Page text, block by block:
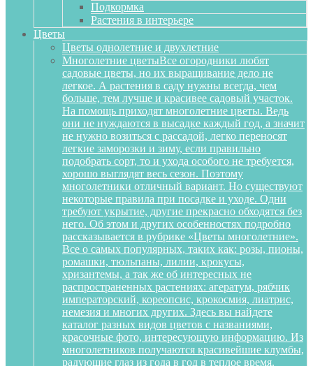
Подкормка
Растения в интерьере
Цветы
Цветы однолетние и двухлетние
Многолетние цветыВсе огородники любят
садовые цветы, но их выращивание дело не
легкое. А растения в саду нужны всегда, чем
больше, тем лучше и красивее садовый участок.
На помощь приходят многолетние цветы. Ведь
они не нуждаются в высадке каждый год, а значит
не нужно возиться с рассадой, легко переносят
легкие заморозки и зиму, если правильно
подобрать сорт, то и ухода особого не требуется,
хорошо выглядят весь сезон. Поэтому
многолетники отличный вариант. Но существуют
некоторые правила при посадке и уходе. Одни
требуют укрытие, другие прекрасно обходятся без
него. Об этом и других особенностях подробно
рассказывается в рубрике «Цветы многолетние».
Все о самых популярных, таких как: розы, пионы,
ромашки, тюльпаны, лилии, крокусы,
хризантемы, а так же об интересных не
распространенных растениях: агератум, рябчик
императорский, кореопсис, крокосмия, лиатрис,
немезия и многих других. Здесь вы найдете
каталог разных видов цветов с названиями,
красочные фото, интересующую информацию. Из
многолетников получаются красивейшие клумбы,
радующие глаз из года в год в теплое время.